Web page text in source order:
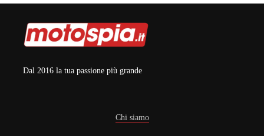
Dal 2016 la tua passione più grande
Chi siamo